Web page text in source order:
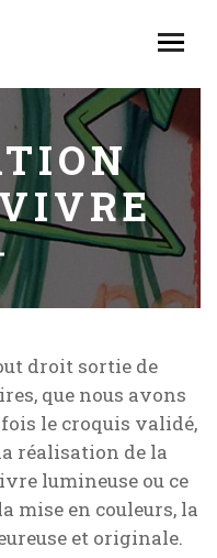
droit sortie de
que nous avons
le croquis validé,
réalisation de la
lumineuse ou ce
mise en couleurs, la
et originale.